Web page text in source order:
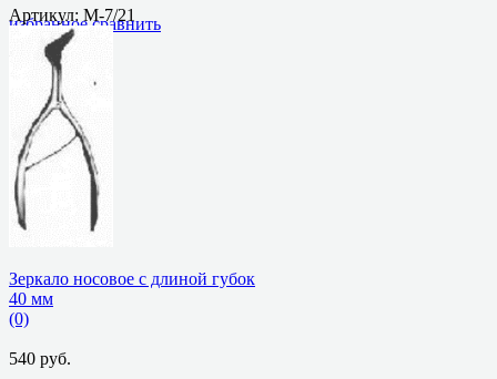
избранное сравнить
Артикул: М-7/21
Зеркало носовое с длиной губок
40 мм
(0)
540 руб.